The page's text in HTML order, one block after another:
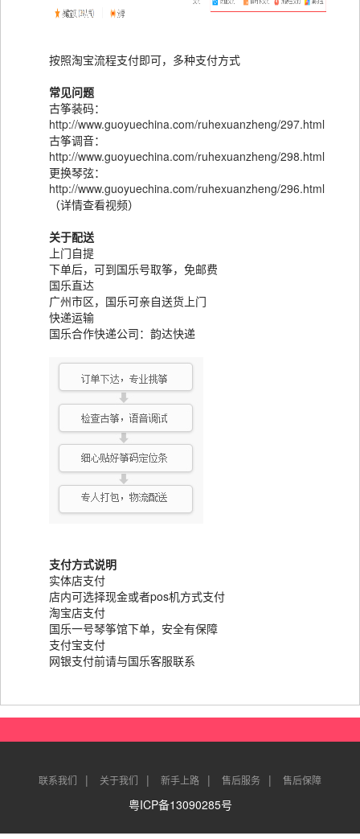
按照淘宝流程支付即可，多种支付方式
常见问题
古筝装码：
http://www.guoyuechina.com/ruhexuanzheng/297.html
古筝调音：
http://www.guoyuechina.com/ruhexuanzheng/298.html
更换琴弦：
http://www.guoyuechina.com/ruhexuanzheng/296.html
（详情查看视频）
关于配送
上门自提
下单后，可到国乐号取筝，免邮费
国乐直达
广州市区，国乐可亲自送货上门
快递运输
国乐合作快递公司：韵达快递
支付方式说明
实体店支付
店内可选择现金或者pos机方式支付
淘宝店支付
国乐一号琴筝馆下单，安全有保障
支付宝支付
网银支付前请与国乐客服联系
联系我们 | 关于我们 | 新手上路 | 售后服务 | 售后保障
粤ICP备13090285号